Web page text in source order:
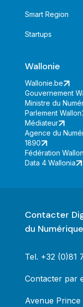
Smart Region
Startups
Wallonie
Wallonie.be
Gouvernement
Ministre du
Parlement Wallon
Médiateur
Agence du
1890
Fédération
Data 4 Wallonia
Contacter
du Numérique
Tel. +32 (0)81
Contacter par
Avenue Prince